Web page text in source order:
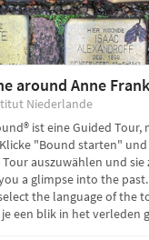
around Anne Frank
Niederlande
ist eine Guided
"Bound starten"
Tour auszuwählen und
a glimpse into the
the language of the
een blik in het verleden